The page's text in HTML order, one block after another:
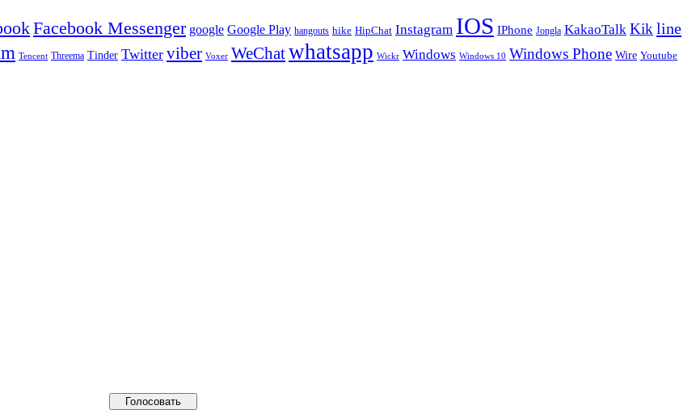
Facebook Messenger google Google Play hangouts hike HipChat Instagram IOS IPhone Jongla KakaoTalk Kik line
Tencent Threema Tinder Twitter viber Voxer WeChatwhatsapp Wickr Windows Windows 10 Windows Phone Wire Youtube